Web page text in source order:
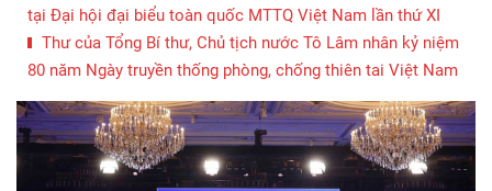
tại Đại hội đại biểu toàn quốc MTTQ Việt Nam lần thứ XI
Thư của Tổng Bí thư, Chủ tịch nước Tô Lâm nhân kỷ niệm
80 năm Ngày truyền thống phòng, chống thiên tai Việt Nam